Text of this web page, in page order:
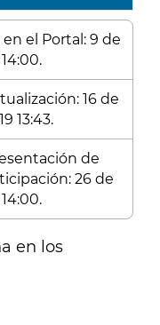
el Portal: 9 de
16 de
13:43.
de
26 de
en los